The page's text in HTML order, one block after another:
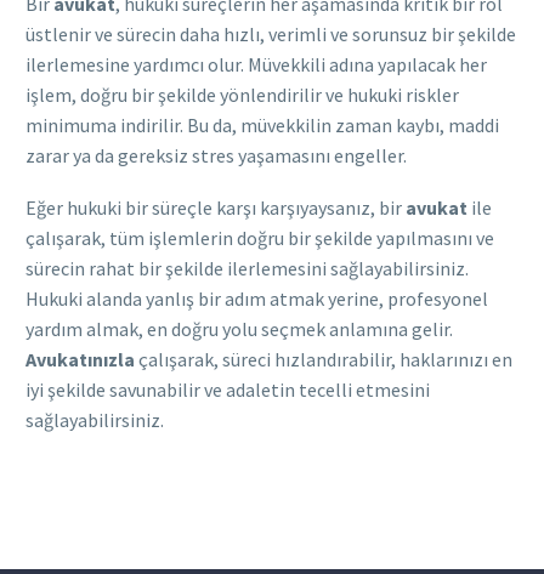
üstlenir ve sürecin daha hızlı, verimli ve sorunsuz bir şekilde
ilerlemesine yardımcı olur. Müvekkili adına yapılacak her
işlem, doğru bir şekilde yönlendirilir ve hukuki riskler
minimuma indirilir. Bu da, müvekkilin zaman kaybı, maddi
zarar ya da gereksiz stres yaşamasını engeller.
Eğer hukuki bir süreçle karşı karşıyaysanız, bir avukat ile
çalışarak, tüm işlemlerin doğru bir şekilde yapılmasını ve
sürecin rahat bir şekilde ilerlemesini sağlayabilirsiniz.
Hukuki alanda yanlış bir adım atmak yerine, profesyonel
yardım almak, en doğru yolu seçmek anlamına gelir.
Avukatınızla çalışarak, süreci hızlandırabilir, haklarınızı en
iyi şekilde savunabilir ve adaletin tecelli etmesini
sağlayabilirsiniz.